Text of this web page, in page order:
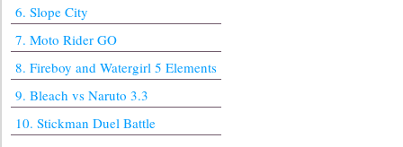
6. Slope City
7. Moto Rider GO
8. Fireboy and Watergirl 5 Elements
9. Bleach vs Naruto 3.3
10. Stickman Duel Battle